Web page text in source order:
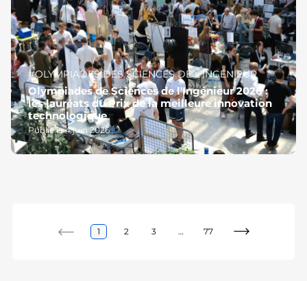
#OLYMPIADES DES SCIENCES DE L'INGÉNIEUR
Olympiades de Sciences de l'Ingénieur 2026 :
les lauréats du Prix de la meilleure innovation
technologique
Publié le 4 juin 2026
1 2 3 … 77